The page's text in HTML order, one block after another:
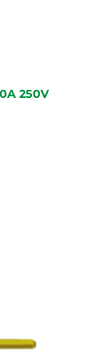
250V